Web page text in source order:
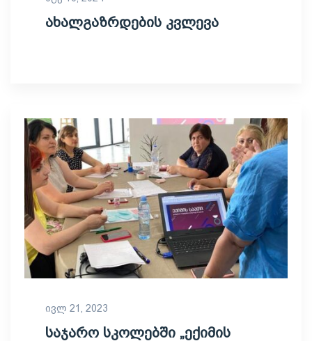
ახალგაზრდების კვლევა
ივლ 21, 2023
საჯარო სკოლებში „ექიმის